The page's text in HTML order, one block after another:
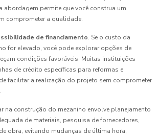
abordagem permite que você construa um
comprometer a qualidade.
de financiamento. Se o custo da
for elevado, você pode explorar opções de
condições favoráveis. Muitas instituições
de crédito específicas para reformas e
facilitar a realização do projeto sem comprometer
na construção do mezanino envolve planejamento
de materiais, pesquisa de fornecedores,
obra, evitando mudanças de última hora,